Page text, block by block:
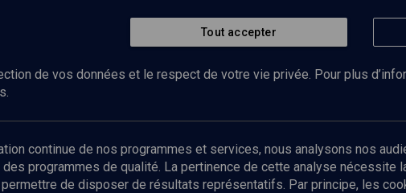
Abonnez-vous à notre newsletter
Envoyer
Tout accepter
de vos données et le respect de votre vie privée. Pour plus
continue de nos programmes et services, nous analysons nos
programmes de qualité. La pertinence de cette analyse nécessite
de disposer de résultats représentatifs. Par principe, les